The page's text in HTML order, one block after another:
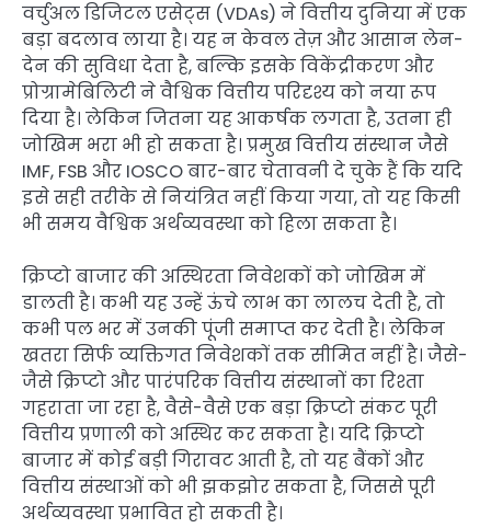
वर्चुअल डिजिटल एसेट्स (VDAs) ने वित्तीय दुनिया में एक
बड़ा बदलाव लाया है। यह न केवल तेज़ और आसान लेन-
देन की सुविधा देता है, बल्कि इसके विकेंद्रीकरण और
प्रोग्रामेबिलिटी ने वैश्विक वित्तीय परिदृश्य को नया रूप
दिया है। लेकिन जितना यह आकर्षक लगता है, उतना ही
जोखिम भरा भी हो सकता है। प्रमुख वित्तीय संस्थान जैसे
IMF, FSB और IOSCO बार-बार चेतावनी दे चुके हैं कि यदि
इसे सही तरीके से नियंत्रित नहीं किया गया, तो यह किसी
भी समय वैश्विक अर्थव्यवस्था को हिला सकता है।
क्रिप्टो बाजार की अस्थिरता निवेशकों को जोखिम में
डालती है। कभी यह उन्हें ऊंचे लाभ का लालच देती है, तो
कभी पल भर में उनकी पूंजी समाप्त कर देती है। लेकिन
खतरा सिर्फ व्यक्तिगत निवेशकों तक सीमित नहीं है। जैसे-
जैसे क्रिप्टो और पारंपरिक वित्तीय संस्थानों का रिश्ता
गहराता जा रहा है, वैसे-वैसे एक बड़ा क्रिप्टो संकट पूरी
वित्तीय प्रणाली को अस्थिर कर सकता है। यदि क्रिप्टो
बाजार में कोई बड़ी गिरावट आती है, तो यह बैंकों और
वित्तीय संस्थाओं को भी झकझोर सकता है, जिससे पूरी
अर्थव्यवस्था प्रभावित हो सकती है।